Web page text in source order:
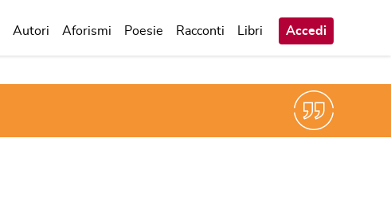
Autori Aforismi Poesie Racconti Libri Accedi